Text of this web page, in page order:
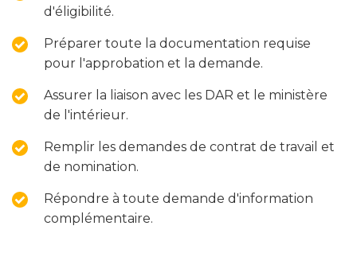
d'éligibilité.
Préparer toute la documentation requise
pour l'approbation et la demande.
Assurer la liaison avec les DAR et le ministère
de l'intérieur.
Remplir les demandes de contrat de travail et
de nomination.
Répondre à toute demande d'information
complémentaire.